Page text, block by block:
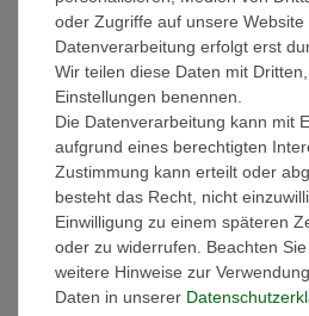
In
*inkl.
SPA Pool
Lifter premium
In
*inkl.
oder Zugriffe auf unsere
Datenverarbeitung erfolgt erst
Wir teilen diese Daten mit
Einstellungen benennen.
Die Datenverarbeitung kann mit
aufgrund eines berechtigten
Zustimmung kann erteilt oder
besteht das Recht, nicht
Einwilligung zu einem späteren
oder zu widerrufen. Beachten
weitere Hinweise zur
Daten in unserer